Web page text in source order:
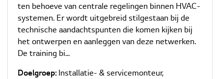
ten behoeve van centrale regelingen binnen HVAC-
systemen. Er wordt uitgebreid stilgestaan bij de
technische aandachtspunten die komen kijken bij
het ontwerpen en aanleggen van deze netwerken.
De training bi...
Doelgroep: Installatie- & servicemonteur,